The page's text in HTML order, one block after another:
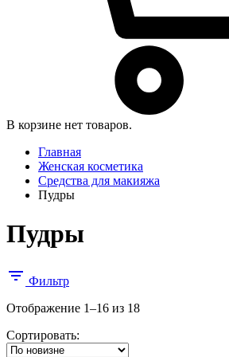
В корзине нет товаров.
Главная
Женская косметика
Средства для макияжа
Пудры
Пудры
Фильтр
Отображение 1–16 из 18Сортировка:
Сортировать: